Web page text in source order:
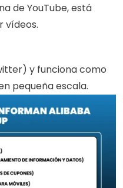
de YouTube, está
vídeos.
y funciona como
pequeña escala.